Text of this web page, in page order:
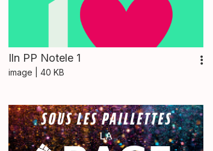
Iln PP Notele 1
image | 40 KB